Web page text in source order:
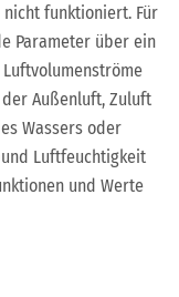
funktioniert. Für
Parameter über ein
Außenluft, Zuluft
Wassers oder
Luftfeuchtigkeit
und Werte